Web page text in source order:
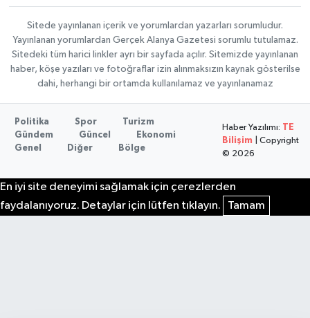
Sitede yayınlanan içerik ve yorumlardan yazarları sorumludur.
Yayınlanan yorumlardan Gerçek Alanya Gazetesi sorumlu tutulamaz.
Sitedeki tüm harici linkler ayrı bir sayfada açılır. Sitemizde yayınlanan
haber, köşe yazıları ve fotoğraflar izin alınmaksızın kaynak gösterilse
dahi, herhangi bir ortamda kullanılamaz ve yayınlanamaz
Politika Spor
Turizm
Gündem
Güncel
Ekonomi
Genel
Diğer Bölge
Haber Yazılımı:
TE
Bilişim | Copyright
© 2026
En iyi site deneyimi sağlamak için çerezlerden
faydalanıyoruz. Detaylar için lütfen tıklayın.
Tamam